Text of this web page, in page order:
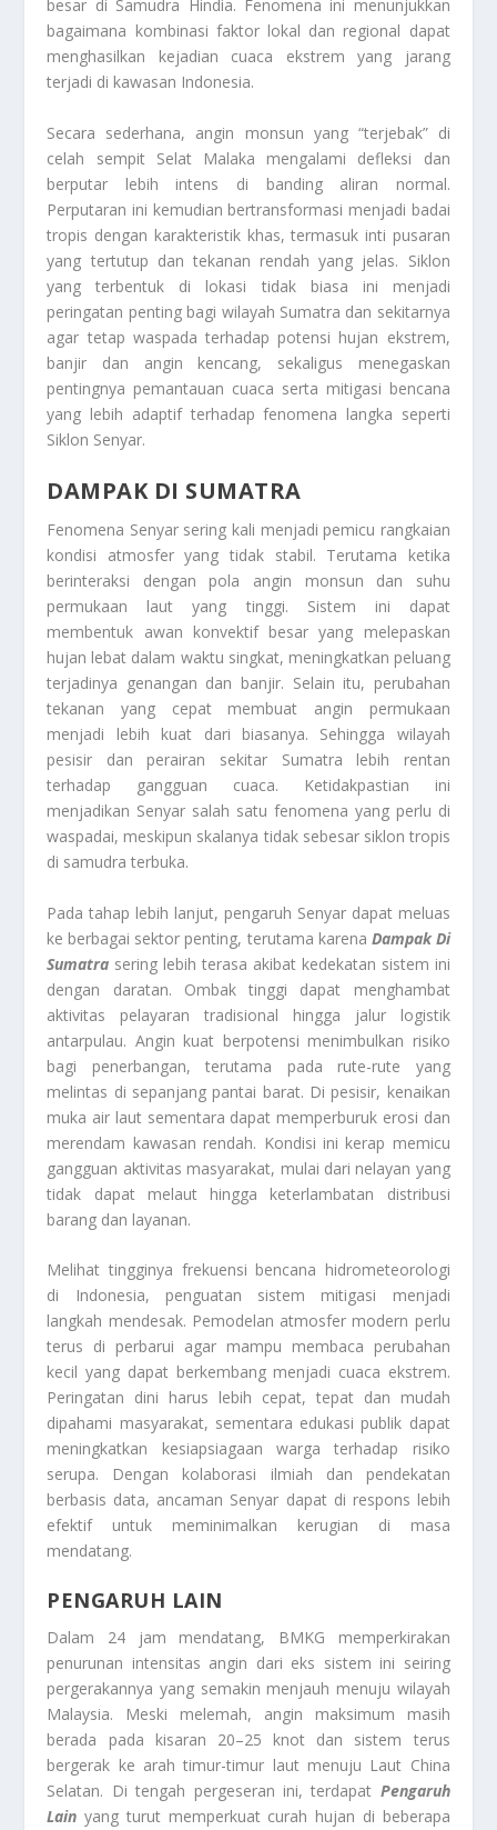
besar di Samudra Hindia. Fenomena ini menunjukkan
bagaimana kombinasi faktor lokal dan regional dapat
menghasilkan kejadian cuaca ekstrem yang jarang
terjadi di kawasan Indonesia.
Secara sederhana, angin monsun yang “terjebak” di
celah sempit Selat Malaka mengalami defleksi dan
berputar lebih intens di banding aliran normal.
Perputaran ini kemudian bertransformasi menjadi badai
tropis dengan karakteristik khas, termasuk inti pusaran
yang tertutup dan tekanan rendah yang jelas. Siklon
yang terbentuk di lokasi tidak biasa ini menjadi
peringatan penting bagi wilayah Sumatra dan sekitarnya
agar tetap waspada terhadap potensi hujan ekstrem,
banjir dan angin kencang, sekaligus menegaskan
pentingnya pemantauan cuaca serta mitigasi bencana
yang lebih adaptif terhadap fenomena langka seperti
Siklon Senyar.
DAMPAK DI SUMATRA
Fenomena Senyar sering kali menjadi pemicu rangkaian
kondisi atmosfer yang tidak stabil. Terutama ketika
berinteraksi dengan pola angin monsun dan suhu
permukaan laut yang tinggi. Sistem ini dapat
membentuk awan konvektif besar yang melepaskan
hujan lebat dalam waktu singkat, meningkatkan peluang
terjadinya genangan dan banjir. Selain itu, perubahan
tekanan yang cepat membuat angin permukaan
menjadi lebih kuat dari biasanya. Sehingga wilayah
pesisir dan perairan sekitar Sumatra lebih rentan
terhadap gangguan cuaca. Ketidakpastian ini
menjadikan Senyar salah satu fenomena yang perlu di
waspadai, meskipun skalanya tidak sebesar siklon tropis
di samudra terbuka.
Pada tahap lebih lanjut, pengaruh Senyar dapat meluas
ke berbagai sektor penting, terutama karena Dampak Di
Sumatra sering lebih terasa akibat kedekatan sistem ini
dengan daratan. Ombak tinggi dapat menghambat
aktivitas pelayaran tradisional hingga jalur logistik
antarpulau. Angin kuat berpotensi menimbulkan risiko
bagi penerbangan, terutama pada rute-rute yang
melintas di sepanjang pantai barat. Di pesisir, kenaikan
muka air laut sementara dapat memperburuk erosi dan
merendam kawasan rendah. Kondisi ini kerap memicu
gangguan aktivitas masyarakat, mulai dari nelayan yang
tidak dapat melaut hingga keterlambatan distribusi
barang dan layanan.
Melihat tingginya frekuensi bencana hidrometeorologi
di Indonesia, penguatan sistem mitigasi menjadi
langkah mendesak. Pemodelan atmosfer modern perlu
terus di perbarui agar mampu membaca perubahan
kecil yang dapat berkembang menjadi cuaca ekstrem.
Peringatan dini harus lebih cepat, tepat dan mudah
dipahami masyarakat, sementara edukasi publik dapat
meningkatkan kesiapsiagaan warga terhadap risiko
serupa. Dengan kolaborasi ilmiah dan pendekatan
berbasis data, ancaman Senyar dapat di respons lebih
efektif untuk meminimalkan kerugian di masa
mendatang.
PENGARUH LAIN
Dalam 24 jam mendatang, BMKG memperkirakan
penurunan intensitas angin dari eks sistem ini seiring
pergerakannya yang semakin menjauh menuju wilayah
Malaysia. Meski melemah, angin maksimum masih
berada pada kisaran 20–25 knot dan sistem terus
bergerak ke arah timur-timur laut menuju Laut China
Selatan. Di tengah pergeseran ini, terdapat Pengaruh
Lain yang turut memperkuat curah hujan di beberapa